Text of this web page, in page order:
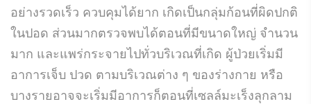
อย่างรวดเร็ว ควบคุมได้ยาก เกิดเป็นกลุ่มก้อนที่ผิดปกติ
ในปอด ส่วนมากตรวจพบได้ตอนที่มีขนาดใหญ่ จำนวน
มาก และแพร่กระจายไปทั่วบริเวณที่เกิด ผู้ป่วยเริ่มมี
อาการเจ็บ ปวด ตามบริเวณต่าง ๆ ของร่างกาย หรือ
บางรายอาจจะเริ่มมีอาการก็ตอนที่เซลล์มะเร็งลุกลาม